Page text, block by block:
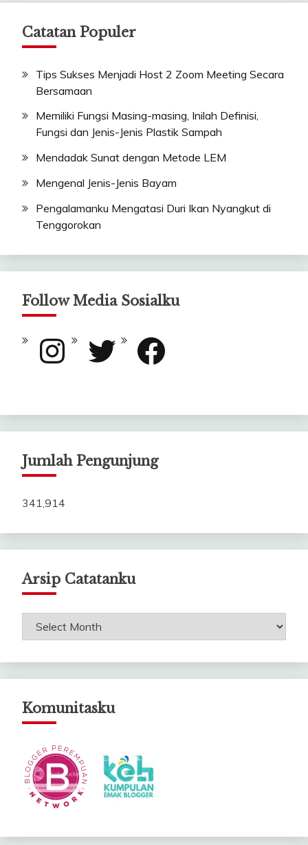
Catatan Populer
Tips Sukses Menjadi Host 2 Zoom Meeting Secara
Bersamaan
Memiliki Fungsi Masing-masing, Inilah Definisi,
Fungsi dan Jenis-Jenis Plastik Sampah
Mendadak Sunat dengan Metode LEM
Mengenal Jenis-Jenis Bayam
Pengalamanku Mengatasi Duri Ikan Nyangkut di
Tenggorokan
Follow Media Sosialku
Instagram Twitter Facebook
Jumlah Pengunjung
341,914
Arsip Catatanku
Arsip
Komunitasku